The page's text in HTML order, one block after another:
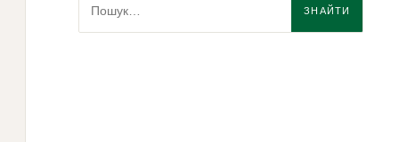
Міжнародний арбітраж vs суд: Що
2025
ЗНАЙТИ